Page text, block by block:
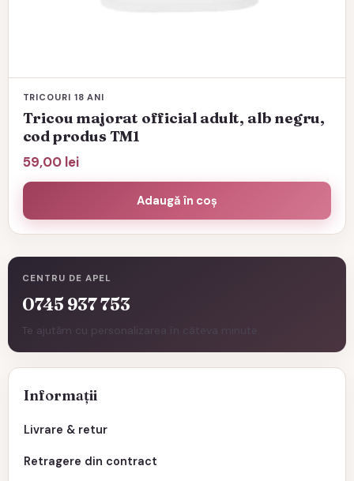
CENTRU DE APEL
0745 937 753
Te ajutăm cu personalizarea în câteva minute.
Informații
Livrare & retur
Retragere din contract
TRICOURI 18 ANI
Tricou majorat official adult, alb negru,
cod produs TM1
59,00 lei
Adaugă în coș